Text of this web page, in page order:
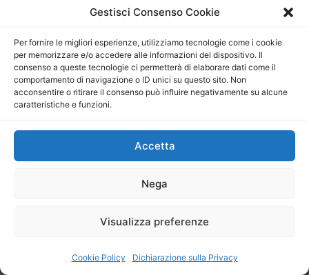
Gestisci Consenso Cookie
Per fornire le migliori esperienze, utilizziamo tecnologie come i cookie
per memorizzare e/o accedere alle informazioni del dispositivo. Il
consenso a queste tecnologie ci permetterà di elaborare dati come il
comportamento di navigazione o ID unici su questo sito. Non
acconsentire o ritirare il consenso può influire negativamente su alcune
caratteristiche e funzioni.
Accetta
Nega
Visualizza preferenze
Cookie Policy Dichiarazione sulla Privacy